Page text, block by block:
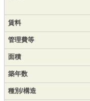
賃料
管理費等
面積
築年数
種別/構造